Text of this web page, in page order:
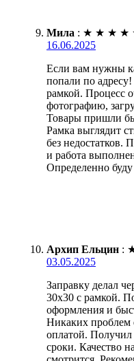
Мила : ★ ★ ★ ★
16.06.2025
Если вам нужны
попали по адресу!
рамкой. Процесс
фотографию,
Товары пришли
Рамка выглядит
без недостатков.
и работа
Определенно буду
Архип Ельцин :
03.05.2025
Заправку делал
30х30 с рамкой.
оформления и
Никаких проблем
оплатой. Получил
сроки. Качество